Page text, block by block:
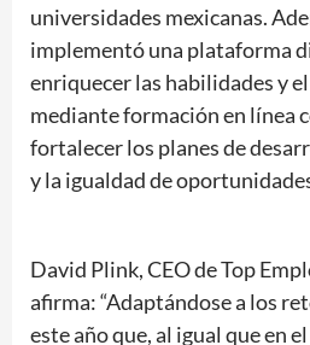
universidades mexicanas.
implementó una plataforma
enriquecer las habilidades y
mediante formación en línea
fortalecer los planes de
y la igualdad de
David Plink, CEO de Top
afirma: “Adaptándose a los
este año que, al igual que en